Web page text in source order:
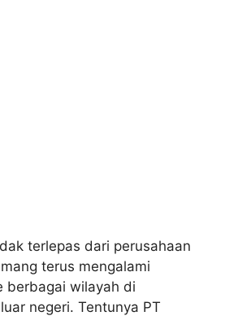
terlepas dari perusahaan
terus mengalami
berbagai wilayah di
negeri. Tentunya PT